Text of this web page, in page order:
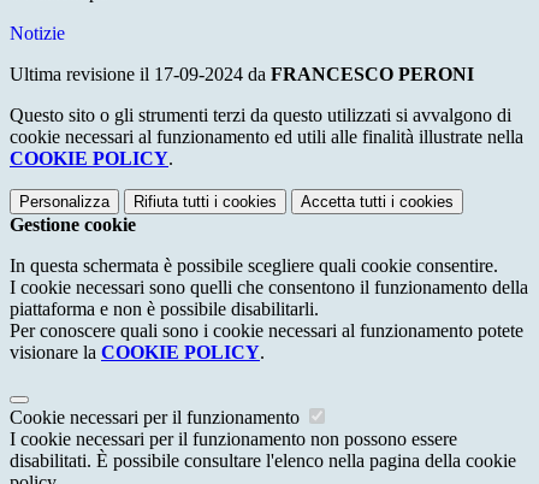
Notizie
Ultima revisione il 17-09-2024 da FRANCESCO PERONI
Questo sito o gli strumenti terzi da questo utilizzati si avvalgono di
cookie necessari al funzionamento ed utili alle finalità illustrate nella
COOKIE POLICY.
Personalizza Rifiuta tutti i cookies Accetta tutti i cookies
Gestione cookie
In questa schermata è possibile scegliere quali cookie consentire.
I cookie necessari sono quelli che consentono il funzionamento della
piattaforma e non è possibile disabilitarli.
Per conoscere quali sono i cookie necessari al funzionamento potete
visionare la COOKIE POLICY.
Cookie necessari per il funzionamento
I cookie necessari per il funzionamento non possono essere
disabilitati. È possibile consultare l'elenco nella pagina della cookie